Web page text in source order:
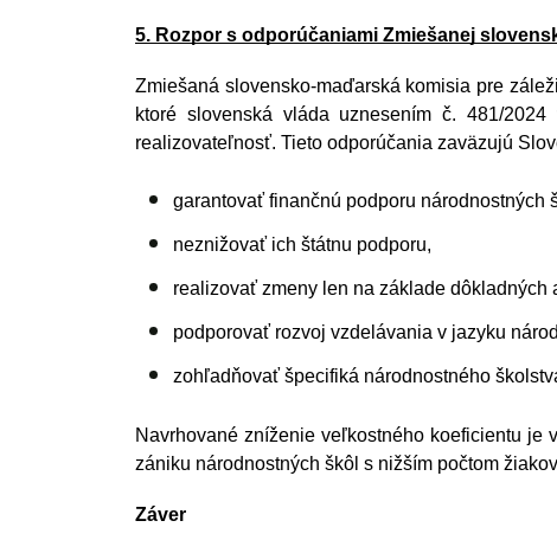
5. Rozpor s odporúčaniami Zmiešanej
Zmiešaná slovensko-maďarská komisia pre
ktoré slovenská vláda uznesením č. 481/
realizovateľnosť. Tieto odporúčania zaväzujú
garantovať finančnú podporu národnostných
neznižovať ich štátnu podporu,
realizovať zmeny len na základe
podporovať rozvoj vzdelávania v jazyku
zohľadňovať špecifiká národnostného
Navrhované zníženie veľkostného koeficientu
zániku národnostných škôl s nižším počtom
Záver